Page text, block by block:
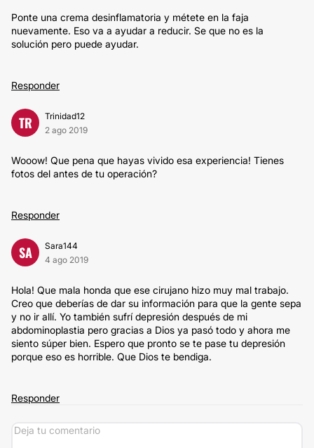
Ponte una crema desinflamatoria y métete en la faja
nuevamente. Eso va a ayudar a reducir. Se que no es la
solución pero puede ayudar.
Responder
TR
Trinidad12
2 ago 2019
Wooow! Que pena que hayas vivido esa experiencia! Tienes
fotos del antes de tu operación?
Responder
SA
Sara144
4 ago 2019
Hola! Que mala honda que ese cirujano hizo muy mal trabajo.
Creo que deberías de dar su información para que la gente sepa
y no ir allí. Yo también sufrí depresión después de mi
abdominoplastia pero gracias a Dios ya pasó todo y ahora me
siento súper bien. Espero que pronto se te pase tu depresión
porque eso es horrible. Que Dios te bendiga.
Responder